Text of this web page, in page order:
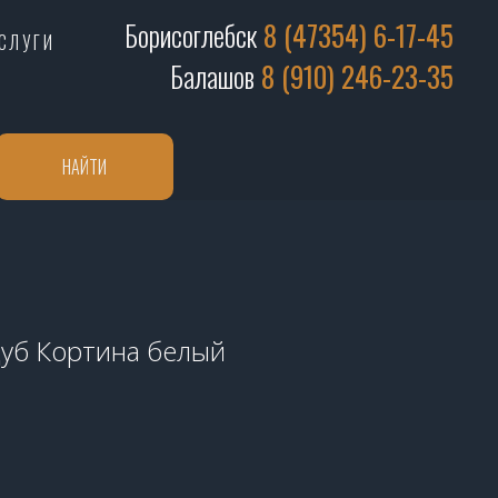
Борисоглебск8 (47354) 6-17-45
Балашов 8 (910) 246-23-35
НАЙТИ
Кортина белый